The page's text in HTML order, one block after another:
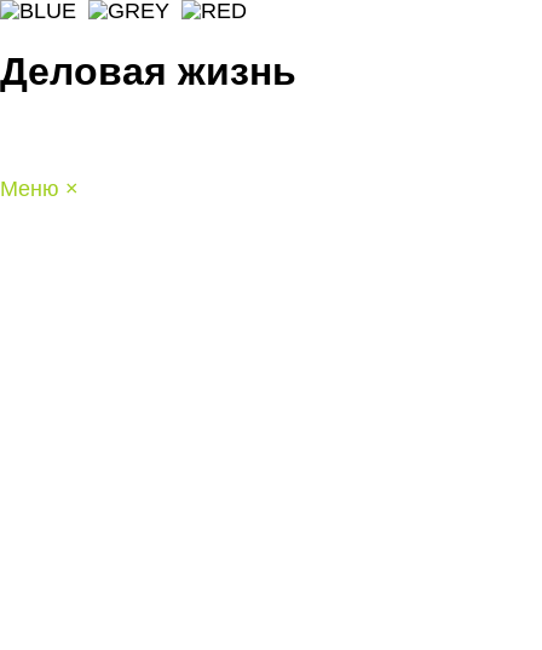
Деловая жизнь
Меню ×